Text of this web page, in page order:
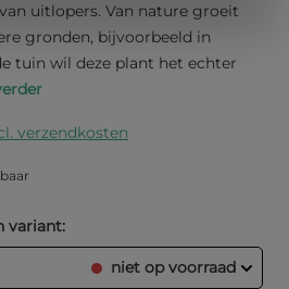
uitlopers. Van nature groeit
gronden, bijvoorbeeld in
tuin wil deze plant het echter
verzendkosten
variant:
niet op voorraad